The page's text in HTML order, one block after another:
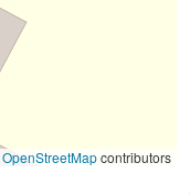
OpenStreetMapcontributors